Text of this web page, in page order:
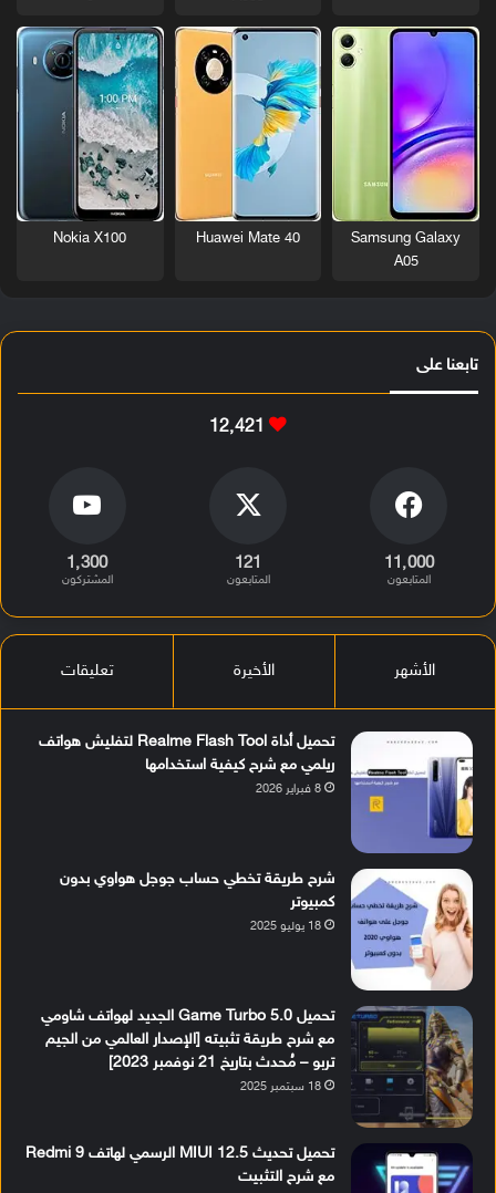
Samsung Galaxy
A05
Huawei Mate 40
Nokia X100
تابعنا على
12٬421
11٬000
المتابعون
121
المتابعون
1٬300
المشتركون
الأشهر الأخيرة تعليقات
تحميل أداة Realme Flash Tool لتفليش هواتف
ريلمي مع شرح كيفية استخدامها
8 فبراير 2026
شرح طريقة تخطي حساب جوجل هواوي بدون
كمبيوتر
18 يوليو 2025
تحميل Game Turbo 5.0 الجديد لهواتف شاومي
مع شرح طريقة تثبيته [الإصدار العالمي من الجيم
تربو – مُحدث بتاريخ 21 نوفمبر 2023]
18 سبتمبر 2025
تحميل تحديث MIUI 12.5 الرسمي لهاتف Redmi 9
مع شرح التثبيت